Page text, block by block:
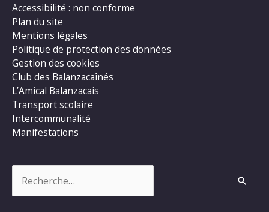
Accessibilité : non conforme
Plan du site
Mentions légales
Politique de protection des données
Gestion des cookies
Club des Balanzacaînés
L’Amical Balanzacais
Transport scolaire
Intercommunalité
Manifestations